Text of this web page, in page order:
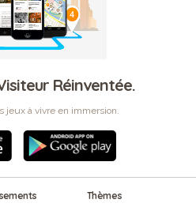
Réinventée.
jeux à vivre en immersion.
Thèmes